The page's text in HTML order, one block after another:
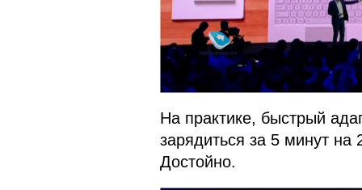
На практике, быстрый
зарядиться за 5 минут
Достойно.